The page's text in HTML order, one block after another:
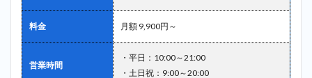
料金 月額 9,900円～
営業時間
・平日：10:00～21:00
・土日祝：9:00～20:00